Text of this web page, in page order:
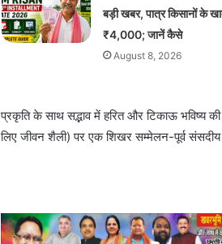
बड़ी खबर, पात्र किसानों के
₹4,000; जानें कैसे
August 8, 2026
प्रकृति के साथ सद्भाव में हरित और टिकाऊ भविष्य
लिए जीवन शैली) पर एक शिखर सम्मेलन-पूर्व संसदीय